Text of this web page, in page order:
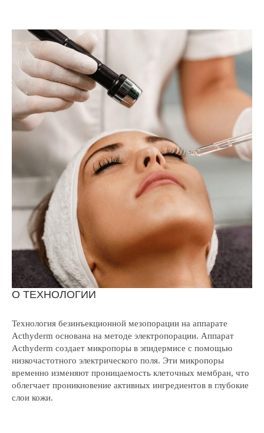
О ТЕХНОЛОГИИ
Технология безинъекционной мезопорации на аппарате
Acthyderm основана на методе электропорации. Аппарат
Acthyderm создает микропоры в эпидермисе с помощью
низкочастотного электрического поля. Эти микропоры
временно изменяют проницаемость клеточных мембран, что
облегчает проникновение активных ингредиентов в глубокие
слои кожи.